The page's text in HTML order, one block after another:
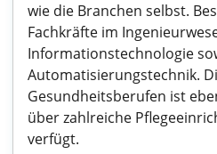
wie die Branchen selbst.
Fachkräfte im
Informationstechnologie
Automatisierungstechnik.
Gesundheitsberufen ist
über zahlreiche
verfügt.